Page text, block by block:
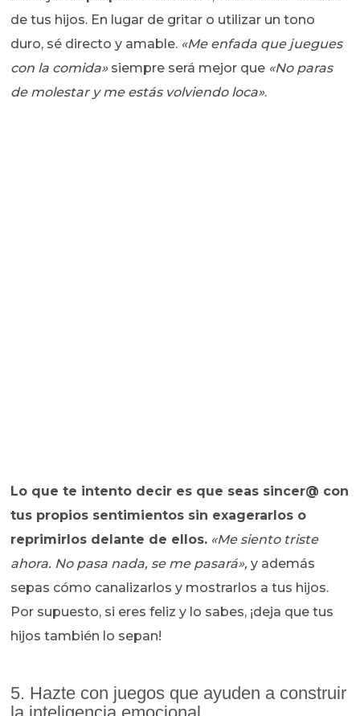
de tus hijos. En lugar de gritar o utilizar un tono
duro, sé directo y amable. «Me enfada que juegues
con la comida»siempre será mejor que «No paras
de molestar y me estás volviendo loca».
Lo que te intento decir es que seas sincer@ con
tus propios sentimientos sin exagerarlos o
reprimirlos delante de ellos. «Me siento triste
ahora. No pasa nada, se me pasará», y además
sepas cómo canalizarlos y mostrarlos a tus hijos.
Por supuesto, si eres feliz y lo sabes, ¡deja que tus
hijos también lo sepan!
5. Hazte con juegos que ayuden a construir